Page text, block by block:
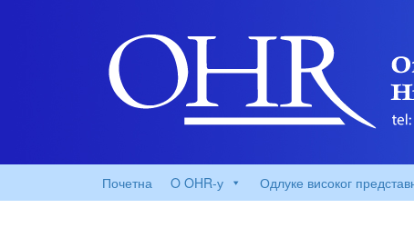
Почетна O OHR-у Одлуке високог